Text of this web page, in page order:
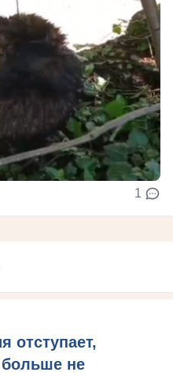
1
отступает,
не